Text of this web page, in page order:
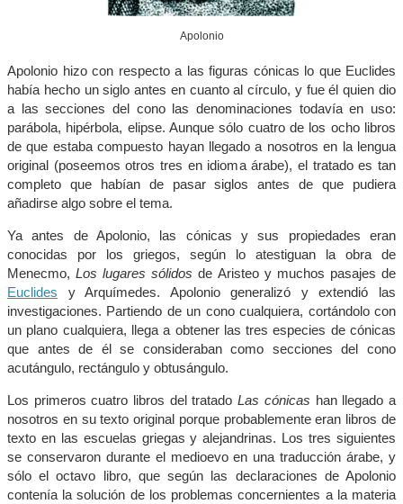
Apolonio
Apolonio hizo con respecto a las figuras cónicas lo que Euclides
había hecho un siglo antes en cuanto al círculo, y fue él quien dio
a las secciones del cono las denominaciones todavía en uso:
parábola, hipérbola, elipse. Aunque sólo cuatro de los ocho libros
de que estaba compuesto hayan llegado a nosotros en la lengua
original (poseemos otros tres en idioma árabe), el tratado es tan
completo que habían de pasar siglos antes de que pudiera
añadirse algo sobre el tema.
Ya antes de Apolonio, las cónicas y sus propiedades eran
conocidas por los griegos, según lo atestiguan la obra de
Menecmo,Los lugares sólidos de Aristeo y muchos pasajes de
Euclides y Arquímedes. Apolonio generalizó y extendió las
investigaciones. Partiendo de un cono cualquiera, cortándolo con
un plano cualquiera, llega a obtener las tres especies de cónicas
que antes de él se consideraban como secciones del cono
acutángulo, rectángulo y obtusángulo.
Los primeros cuatro libros del tratadoLas cónicas han llegado a
nosotros en su texto original porque probablemente eran libros de
texto en las escuelas griegas y alejandrinas. Los tres siguientes
se conservaron durante el medioevo en una traducción árabe, y
sólo el octavo libro, que según las declaraciones de Apolonio
contenía la solución de los problemas concernientes a la materia